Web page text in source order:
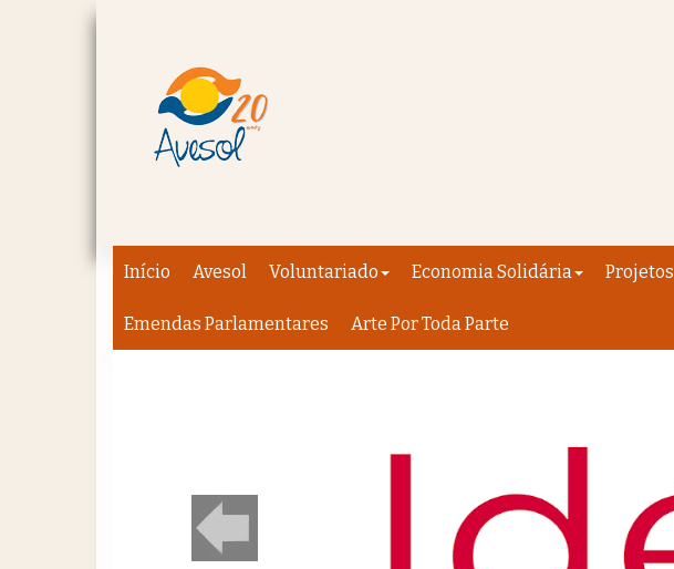
Início Avesol Voluntariado Economia Solidária Projetos
Emendas Parlamentares Arte Por Toda Parte